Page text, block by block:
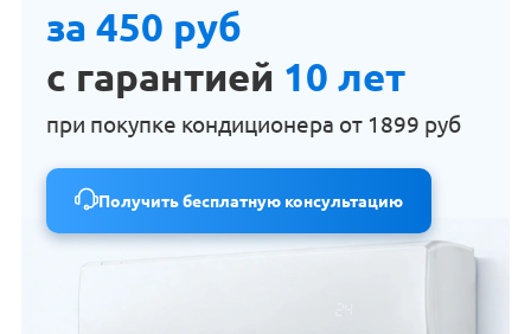
за 450 руб
с гарантией 10 лет
при покупке кондиционера от 1899 руб
Получить бесплатную консультацию